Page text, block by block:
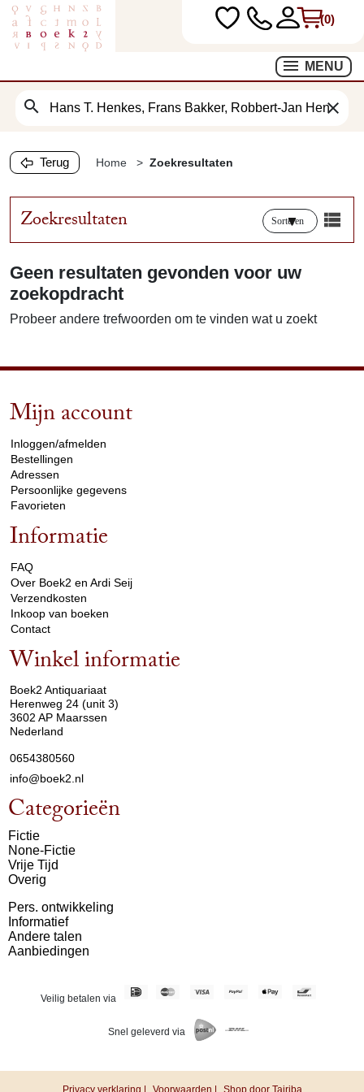
(0)
MENU
search clear
Terug Home Zoekresultaten
Zoekresultaten Sorteren
Geen resultaten gevonden voor uw
zoekopdracht
Probeer andere trefwoorden om te vinden wat u zoekt
Mijn account
Inloggen/afmelden
Bestellingen
Adressen
Persoonlijke gegevens
Favorieten
Informatie
FAQ
Over Boek2 en Ardi Seij
Verzendkosten
Inkoop van boeken
Contact
Winkel informatie
Boek2 Antiquariaat
Herenweg 24 (unit 3)
3602 AP Maarssen
Nederland
0654380560
info@boek2.nl
Categorieën
Fictie
None-Fictie
Vrije Tijd
Overig
Pers. ontwikkeling
Informatief
Andere talen
Aanbiedingen
Veilig betalen via
Snel geleverd via
Privacy verklaring | Voorwaarden | Shop door Tajriba